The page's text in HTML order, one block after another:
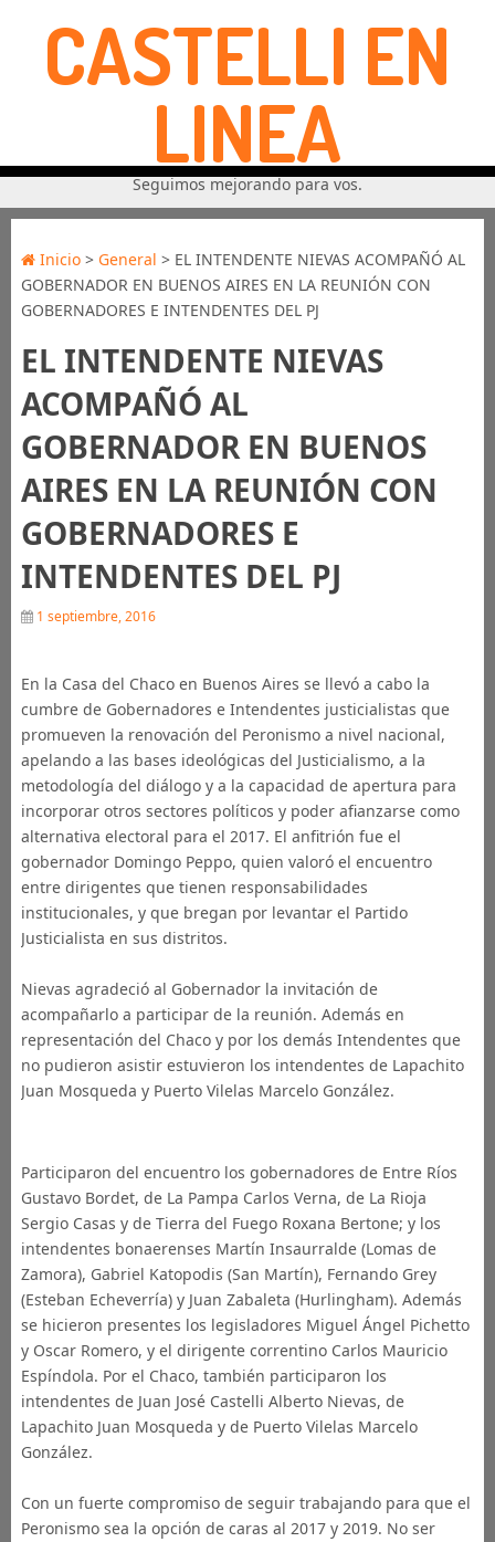
CASTELLI EN
LINEA
Seguimos mejorando para vos.
Inicio> General > EL INTENDENTE NIEVAS ACOMPAÑÓ AL
GOBERNADOR EN BUENOS AIRES EN LA REUNIÓN CON
GOBERNADORES E INTENDENTES DEL PJ
EL INTENDENTE NIEVAS
ACOMPAÑÓ AL
GOBERNADOR EN BUENOS
AIRES EN LA REUNIÓN CON
GOBERNADORES E
INTENDENTES DEL PJ
1 septiembre, 2016
En la Casa del Chaco en Buenos Aires se llevó a cabo la
cumbre de Gobernadores e Intendentes justicialistas que
promueven la renovación del Peronismo a nivel nacional,
apelando a las bases ideológicas del Justicialismo, a la
metodología del diálogo y a la capacidad de apertura para
incorporar otros sectores políticos y poder afianzarse como
alternativa electoral para el 2017. El anfitrión fue el
gobernador Domingo Peppo, quien valoró el encuentro
entre dirigentes que tienen responsabilidades
institucionales, y que bregan por levantar el Partido
Justicialista en sus distritos.
Nievas agradeció al Gobernador la invitación de
acompañarlo a participar de la reunión. Además en
representación del Chaco y por los demás Intendentes que
no pudieron asistir estuvieron los intendentes de Lapachito
Juan Mosqueda y Puerto Vilelas Marcelo González.
Participaron del encuentro los gobernadores de Entre Ríos
Gustavo Bordet, de La Pampa Carlos Verna, de La Rioja
Sergio Casas y de Tierra del Fuego Roxana Bertone; y los
intendentes bonaerenses Martín Insaurralde (Lomas de
Zamora), Gabriel Katopodis (San Martín), Fernando Grey
(Esteban Echeverría) y Juan Zabaleta (Hurlingham). Además
se hicieron presentes los legisladores Miguel Ángel Pichetto
y Oscar Romero, y el dirigente correntino Carlos Mauricio
Espíndola. Por el Chaco, también participaron los
intendentes de Juan José Castelli Alberto Nievas, de
Lapachito Juan Mosqueda y de Puerto Vilelas Marcelo
González.
Con un fuerte compromiso de seguir trabajando para que el
Peronismo sea la opción de caras al 2017 y 2019. No ser